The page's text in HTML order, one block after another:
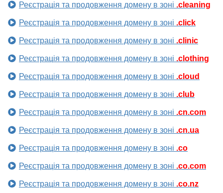
Реєстрація та продовження домену в зоні .cleaning
Реєстрація та продовження домену в зоні .click
Реєстрація та продовження домену в зоні .clinic
Реєстрація та продовження домену в зоні .clothing
Реєстрація та продовження домену в зоні .cloud
Реєстрація та продовження домену в зоні .club
Реєстрація та продовження домену в зоні .cn.com
Реєстрація та продовження домену в зоні .cn.ua
Реєстрація та продовження домену в зоні .co
Реєстрація та продовження домену в зоні .co.com
Реєстрація та продовження домену в зоні .co.nz